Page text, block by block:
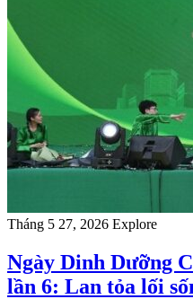
Tháng 5 27, 2026 Explore
Ngày Dinh Dưỡng
lần 6: Lan tỏa lối